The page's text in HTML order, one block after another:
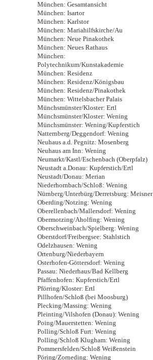
München: Gesamtansicht
München: Isartor
München: Karlstor
München: Mariahilfskirche/Au
München: Neue Pinakothek
München: Neues Rathaus
München:
Polytechnikum/Kunstakademie
München: Residenz
München: Residenz/Königsbau
München: Residenz/Pinakothek
München: Wittelsbacher Palais
Münchsmünster/Kloster: Ertl
Münchsmünster/Kloster: Wening
Münchsmünster: Wening/Kupferstich
Natternberg/Deggendorf: Wening
Neuhaus a.d. Pegnitz: Mosenberg
Neuhaus am Inn: Wening
Neumarkt/Kastl/Eschenbach (Oberpfalz)
Neustadt a.Donau: Kupferstich/Ertl
Neustadt/Donau: Merian
Niederhornbach/Schloß: Wening
Nürnberg/Unterbürg/Derretsburg: Meisner
Oberding/Notzing: Wening
Oberellenbach/Mallersdorf: Wening
Obermotzing/Aholfing: Wening
Oberschweinbach/Spielberg: Wening
Oberstdorf/Freibergsee: Stahlstich
Odelzhausen: Wening
Ortenburg/Niederbayern
Osterhofen-Göttersdorf: Wening
Passau: Niederhaus/Bad Kellberg
Pfaffenhofen: Kupferstich/Ertl
Pförring/Kloster: Ertl
Pillhofen/Schloß (bei Moosburg)
Plecking/Massing: Wening
Pleinting/Vilshofen (Donau): Wening
Poing/Mauerstetten: Wening
Polling/Schloß Furt: Wening
Polling/Schloß Klugham: Wening
Pommersfelden/Schloß Weißenstein
Pöring/Zorneding: Wening